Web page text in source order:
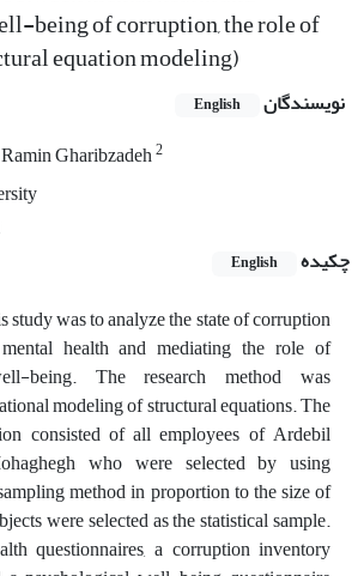
being of corruption, the role of
equation modeling)
نویسندگان English
Ramin Gharibzadeh2
چکیده
English
study was to analyze the state of corruption
health and mediating the role of
being. The research method was
modeling of structural equations. The
consisted of all employees of Ardebil
who were selected by using
method in proportion to the size of
were selected as the statistical sample.
questionnaires, a corruption inventory